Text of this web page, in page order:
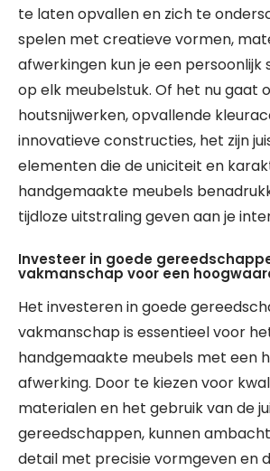
te laten opvallen en zich te
spelen met creatieve vormen,
afwerkingen kun je een
op elk meubelstuk. Of het nu gaat
houtsnijwerken, opvallende
innovatieve constructies, het zijn
elementen die de uniciteit en
handgemaakte meubels
tijdloze uitstraling geven aan je
Investeer in goede
vakmanschap voor een
Het investeren in goede
vakmanschap is essentieel voor
handgemaakte meubels met een
afwerking. Door te kiezen voor
materialen en het gebruik van de
gereedschappen, kunnen
detail met precisie vormgeven en